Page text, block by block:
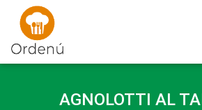
Ordenu
AGNOLOTTI AL